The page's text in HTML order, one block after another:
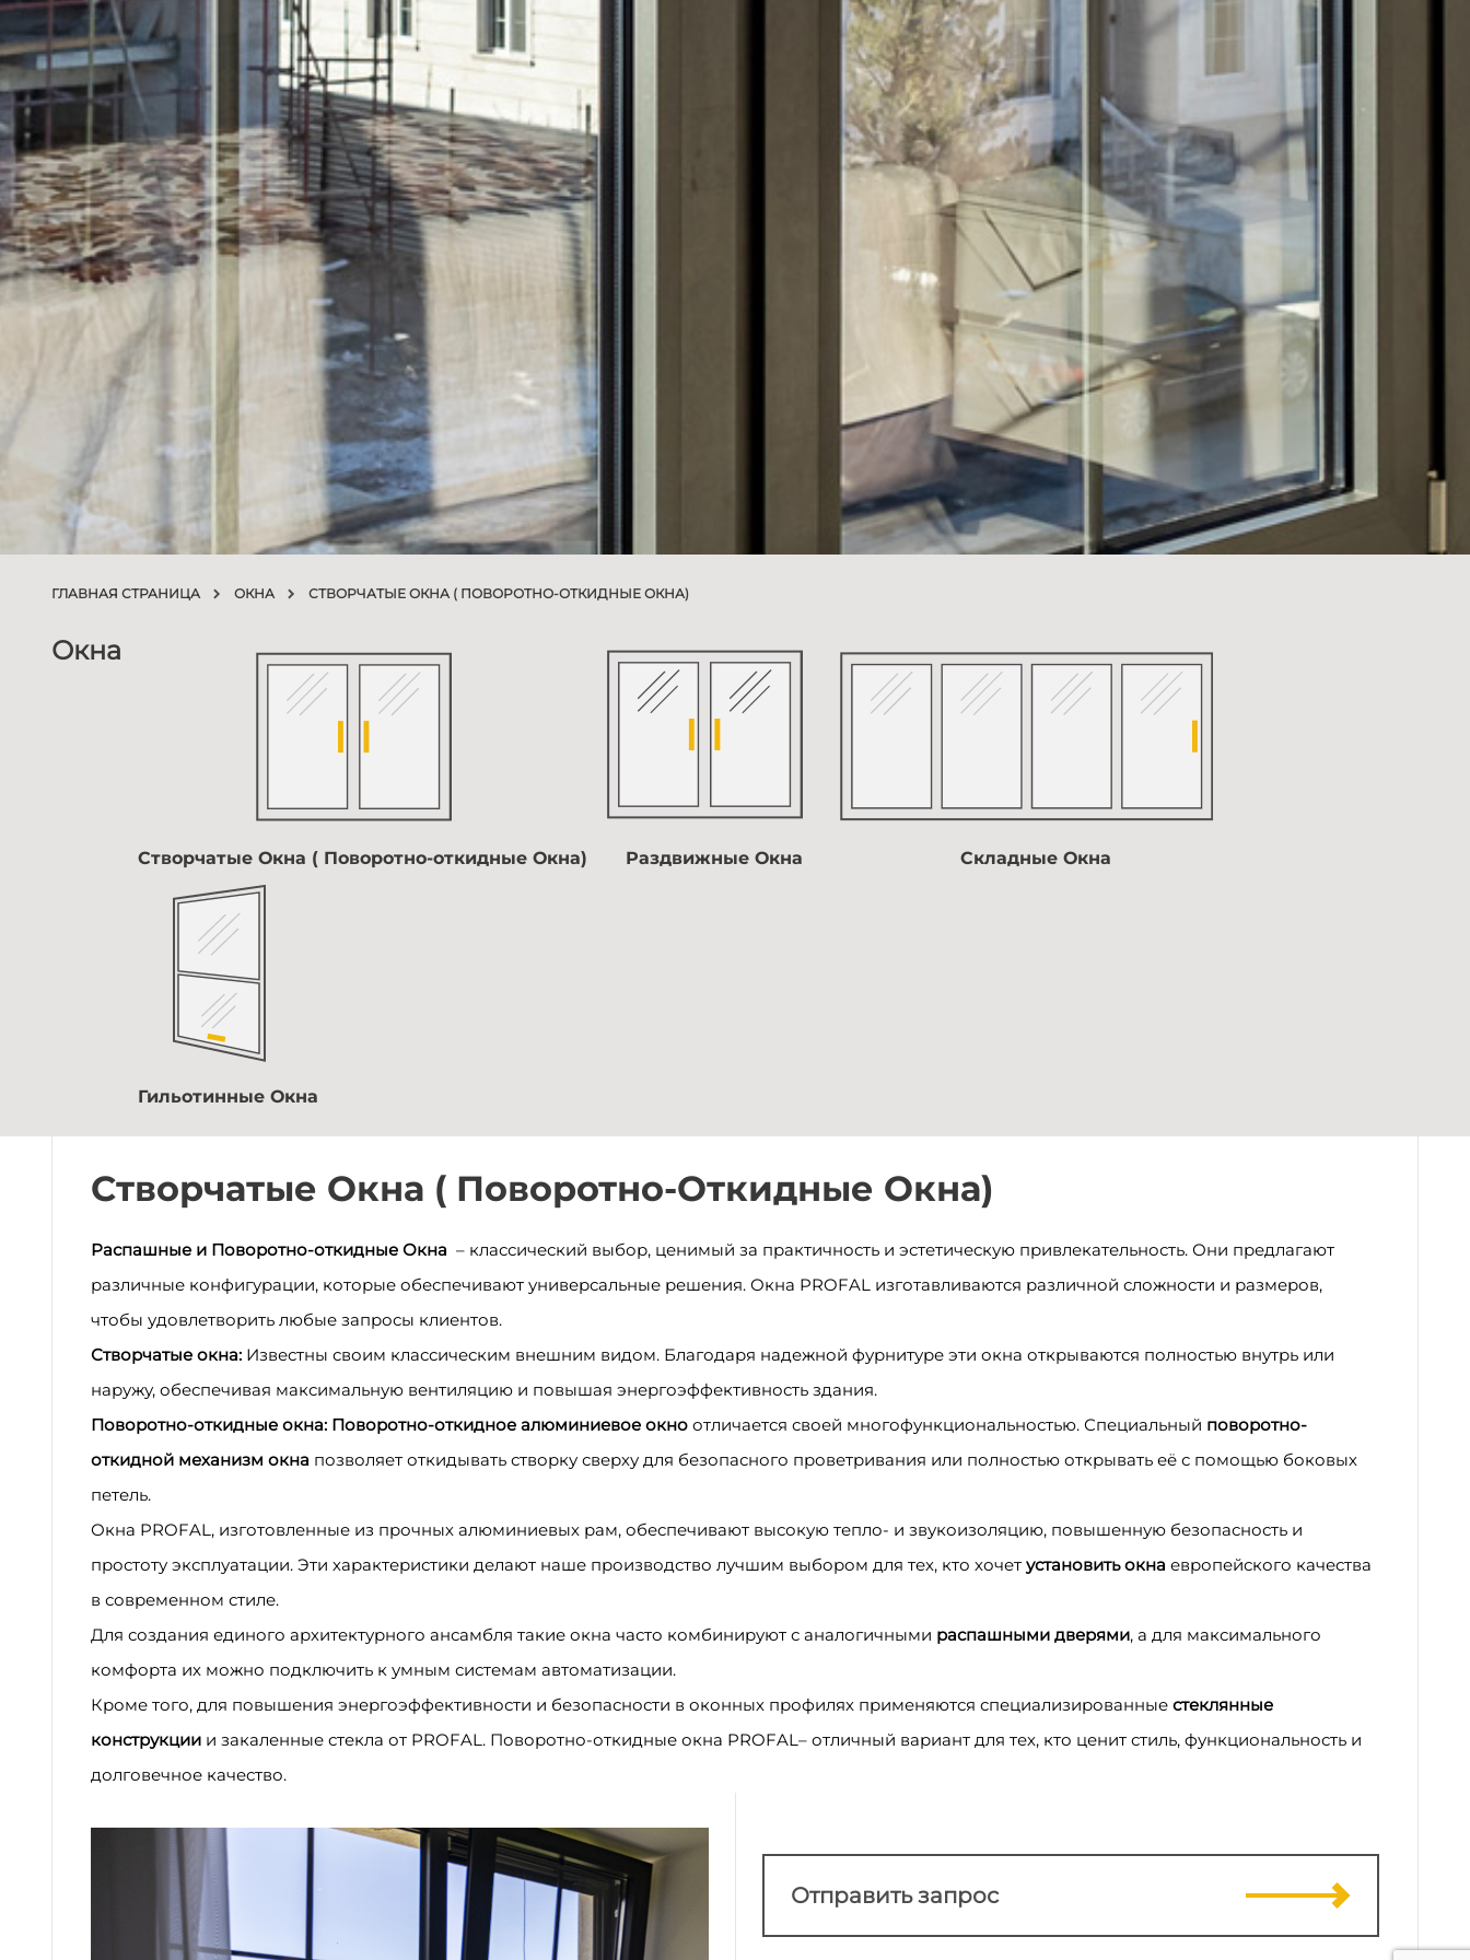
ГЛАВНАЯ СТРАНИЦА ОКНА СТВОРЧАТЫЕ ОКНА ( ПОВОРОТНО-ОТКИДНЫЕ ОКНА)
Окна
Створчатые Окна ( Поворотно-откидные Окна) Раздвижные Окна Складные Окна
Гильотинные Окна
Створчатые Окна ( Поворотно-Откидные Окна)
Распашные и Поворотно-откидные Окна – классический выбор, ценимый за практичность и эстетическую привлекательность. Они предлагают
различные конфигурации, которые обеспечивают универсальные решения. Окна PROFAL изготавливаются различной сложности и размеров,
чтобы удовлетворить любые запросы клиентов.
Створчатые окна: Известны своим классическим внешним видом. Благодаря надежной фурнитуре эти окна открываются полностью внутрь или
наружу, обеспечивая максимальную вентиляцию и повышая энергоэффективность здания.
Поворотно-откидные окна: Поворотно-откидное алюминиевое окно отличается своей многофункциональностью. Специальный поворотно-
откидной механизм окна позволяет откидывать створку сверху для безопасного проветривания или полностью открывать её с помощью боковых
петель.
Окна PROFAL, изготовленные из прочных алюминиевых рам, обеспечивают высокую тепло- и звукоизоляцию, повышенную безопасность и
простоту эксплуатации. Эти характеристики делают наше производство лучшим выбором для тех, кто хочетустановить окна европейского качества
в современном стиле.
Для создания единого архитектурного ансамбля такие окна часто комбинируют с аналогичными распашными дверями, а для максимального
комфорта их можно подключить к умным системам автоматизации.
Кроме того, для повышения энергоэффективности и безопасности в оконных профилях применяются специализированныестеклянные
конструкции и закаленные стекла от PROFAL. Поворотно-откидные окна PROFAL– отличный вариант для тех, кто ценит стиль, функциональность и
долговечное качество.
Отправить запрос